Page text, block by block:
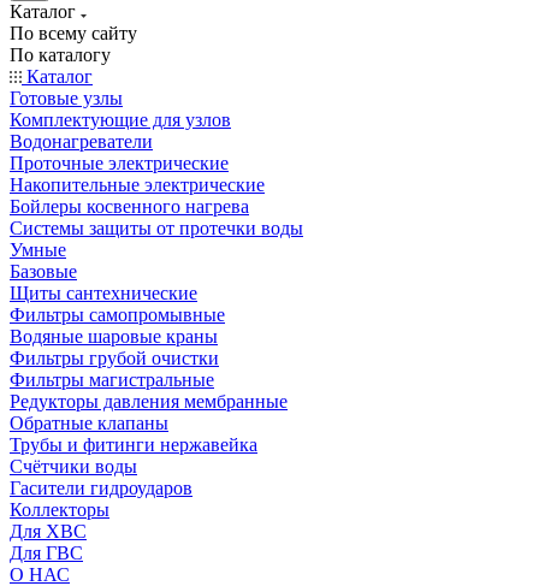
Каталог
По всему сайту
По каталогу
Каталог
Готовые узлы
Комплектующие для узлов
Водонагреватели
Проточные электрические
Накопительные электрические
Бойлеры косвенного нагрева
Системы защиты от протечки воды
Умные
Базовые
Щиты сантехнические
Фильтры самопромывные
Водяные шаровые краны
Фильтры грубой очистки
Фильтры магистральные
Редукторы давления мембранные
Обратные клапаны
Трубы и фитинги нержавейка
Счётчики воды
Гасители гидроударов
Коллекторы
Для ХВС
Для ГВС
О НАС